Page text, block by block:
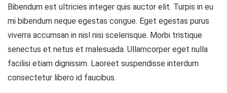
Bibendum est ultricies integer quis auctor elit. Turpis in eu
mi bibendum neque egestas congue. Eget egestas purus
viverra accumsan in nisl nisi scelerisque. Morbi tristique
senectus et netus et malesuada. Ullamcorper eget nulla
facilisi etiam dignissim. Laoreet suspendisse interdum
consectetur libero id faucibus.